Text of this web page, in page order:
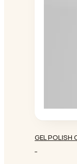
GEL POLISH